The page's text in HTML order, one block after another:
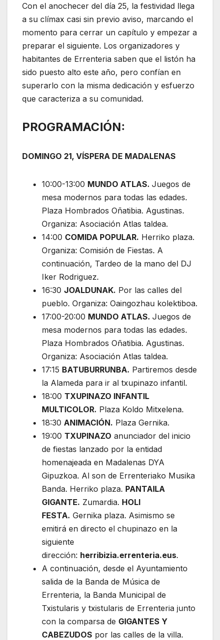
Con el anochecer del día 25, la festividad llega
a su clímax casi sin previo aviso, marcando el
momento para cerrar un capítulo y empezar a
preparar el siguiente. Los organizadores y
habitantes de Errenteria saben que el listón ha
sido puesto alto este año, pero confían en
superarlo con la misma dedicación y esfuerzo
que caracteriza a su comunidad.
PROGRAMACIÓN:
DOMINGO 21, VÍSPERA DE MADALENAS
10:00-13:00 MUNDO ATLAS. Juegos de
mesa modernos para todas las edades.
Plaza Hombrados Oñatibia. Agustinas.
Organiza: Asociación Atlas taldea.
14:00 COMIDA POPULAR. Herriko plaza.
Organiza: Comisión de Fiestas. A
continuación, Tardeo de la mano del DJ
Iker Rodriguez.
16:30 JOALDUNAK. Por las calles del
pueblo. Organiza: Oaingozhau kolektiboa.
17:00-20:00 MUNDO ATLAS. Juegos de
mesa modernos para todas las edades.
Plaza Hombrados Oñatibia. Agustinas.
Organiza: Asociación Atlas taldea.
17:15 BATUBURRUNBA. Partiremos desde
la Alameda para ir al txupinazo infantil.
18:00 TXUPINAZO INFANTIL
MULTICOLOR. Plaza Koldo Mitxelena.
18:30 ANIMACIÓN. Plaza Gernika.
19:00 TXUPINAZO anunciador del inicio
de fiestas lanzado por la entidad
homenajeada en Madalenas DYA
Gipuzkoa. Al son de Errenteriako Musika
Banda. Herriko plaza. PANTAILA
GIGANTE. Zumardia. HOLI
FESTA. Gernika plaza. Asimismo se
emitirá en directo el chupinazo en la
siguiente
dirección: herribizia.errenteria.eus.
A continuación, desde el Ayuntamiento
salida de la Banda de Música de
Errenteria, la Banda Municipal de
Txistularis y txistularis de Errenteria junto
con la comparsa de GIGANTES Y
CABEZUDOS por las calles de la villa.